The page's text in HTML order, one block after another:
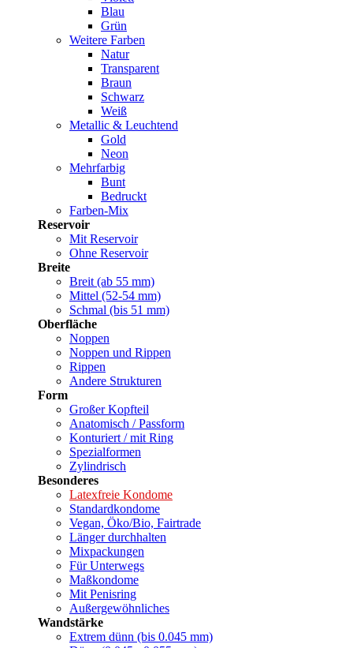
Blau
Grün
Weitere Farben
Natur
Transparent
Braun
Schwarz
Weiß
Metallic & Leuchtend
Gold
Neon
Mehrfarbig
Bunt
Bedruckt
Farben-Mix
Reservoir
Mit Reservoir
Ohne Reservoir
Breite
Breit (ab 55 mm)
Mittel (52-54 mm)
Schmal (bis 51 mm)
Oberfläche
Noppen
Noppen und Rippen
Rippen
Andere Strukturen
Form
Großer Kopfteil
Anatomisch / Passform
Konturiert / mit Ring
Spezialformen
Zylindrisch
Besonderes
Latexfreie Kondome
Standardkondome
Vegan, Öko/Bio, Fairtrade
Länger durchhalten
Mixpackungen
Für Unterwegs
Maßkondome
Mit Penisring
Außergewöhnliches
Wandstärke
Extrem dünn (bis 0.045 mm)